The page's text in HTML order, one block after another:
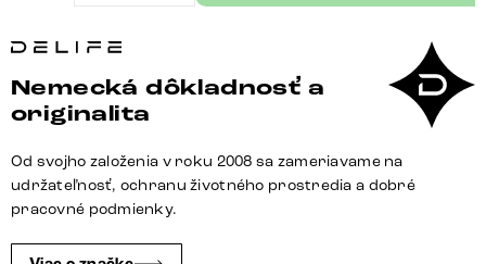
stolička
Flex
s
opierkami
pravá
koža
jedálenská
Nemecká dôkladnosť a
originalita
Od svojho založenia v roku 2008 sa zameriavame na
udržateľnosť, ochranu životného prostredia a dobré
pracovné podmienky.